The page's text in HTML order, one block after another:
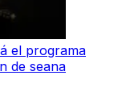
el programa
de seana